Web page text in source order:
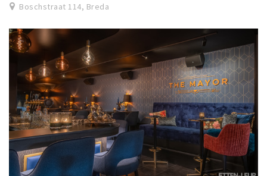
Boschstraat 114, Breda